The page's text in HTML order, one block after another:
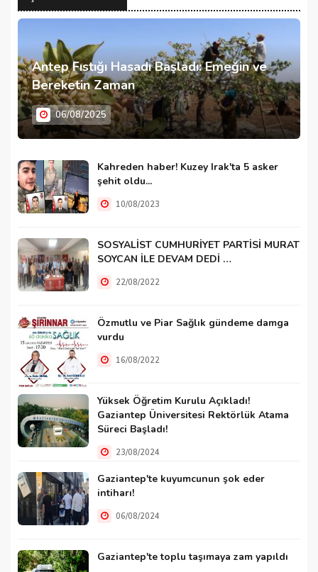
Antep Fıstığı Hasadı Başladı: Emeğin ve
Bereketin Zaman
06/08/2025
Kahreden haber! Kuzey Irak'ta 5 asker
şehit oldu...
10/08/2023
SOSYALİST CUMHURİYET PARTİSİ MURAT
SOYCAN İLE DEVAM DEDİ …
22/08/2022
Özmutlu ve Piar Sağlık gündeme damga
vurdu
16/08/2022
Yüksek Öğretim Kurulu Açıkladı!
Gaziantep Üniversitesi Rektörlük Atama
Süreci Başladı!
23/08/2024
Gaziantep'te kuyumcunun şok eder
intiharı!
06/08/2024
Gaziantep'te toplu taşımaya zam yapıldı